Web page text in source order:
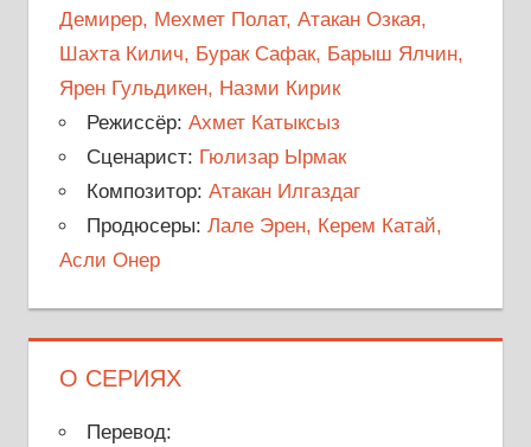
Демирер, Мехмет Полат, Атакан Озкая,
Шахта Килич, Бурак Сафак, Барыш Ялчин,
Ярен Гульдикен, Назми Кирик
Режиссёр: Ахмет Катыксыз
Сценарист: Гюлизар Ырмак
Композитор: Атакан Илгаздаг
Продюсеры: Лале Эрен, Керем Катай,
Асли Онер
О СЕРИЯХ
Перевод: